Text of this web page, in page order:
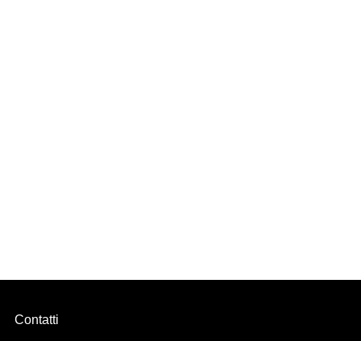
Contatti